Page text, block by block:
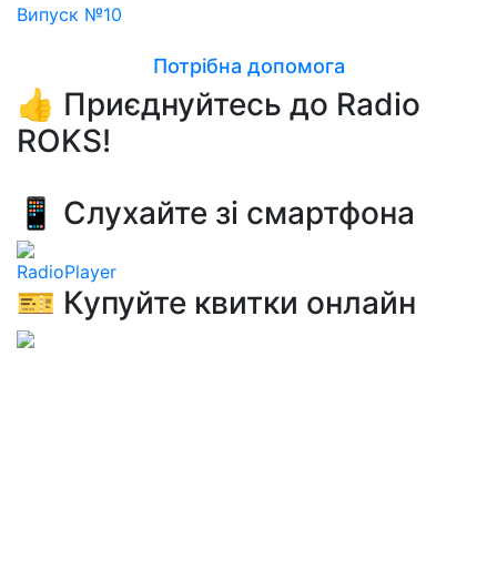
Випуск №10
Потрібна допомога
👍 Приєднуйтесь до Radio
ROKS!
📱 Слухайте зі смартфона
RadioPlayer
🎫 Купуйте квитки онлайн